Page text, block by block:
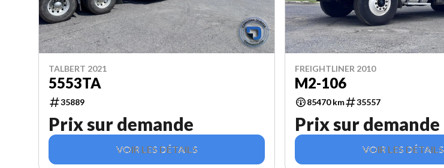
TALBERT 2021
5553TA
35889
Prix sur demande
VOIR LES DÉTAILS
FREIGHTLINER 2010
M2-106
85470 km 35557
Prix sur demande
VOIR LES DÉTAILS